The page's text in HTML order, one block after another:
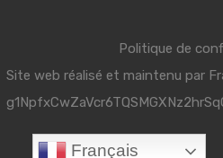
Politique de
Site web réalisé et maintenu par
Français